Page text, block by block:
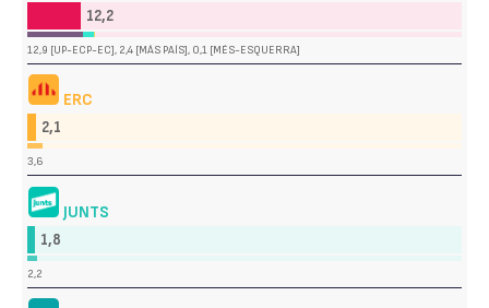
12,2
12,9 [UP-ECP-EC], 2,4 [MÁS PAÍS], 0,1 [MÉS-ESQUERRA]
ERC
2,1
3,6
JUNTS
1,8
2,2